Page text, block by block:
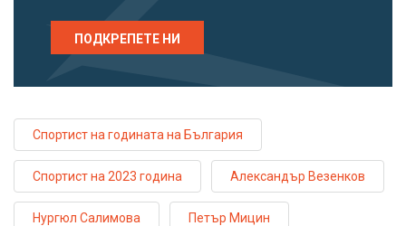
ПОДКРЕПЕТЕ НИ
Спортист на годината на България
Спортист на 2023 година Александър Везенков
Нургюл Салимова Петър Мицин